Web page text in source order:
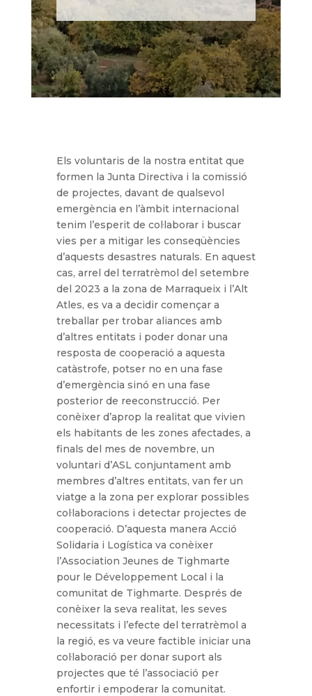
Els voluntaris de la nostra entitat que
formen la Junta Directiva i la comissió
de projectes, davant de qualsevol
emergència en l’àmbit internacional
tenim l’esperit de col·laborar i buscar
vies per a mitigar les conseqüències
d’aquests desastres naturals. En aquest
cas, arrel del terratrèmol del setembre
del 2023 a la zona de Marraqueix i l’Alt
Atles, es va a decidir començar a
treballar per trobar aliances amb
d’altres entitats i poder donar una
resposta de cooperació a aquesta
catàstrofe, potser no en una fase
d’emergència sinó en una fase
posterior de reeconstrucció. Per
conèixer d’aprop la realitat que vivien
els habitants de les zones afectades, a
finals del mes de novembre, un
voluntari d’ASL conjuntament amb
membres d’altres entitats, van fer un
viatge a la zona per explorar possibles
col·laboracions i detectar projectes de
cooperació. D’aquesta manera Acció
Solidaria i Logística va conèixer
l’Association Jeunes de Tighmarte
pour le Développement Local i la
comunitat de Tighmarte. Després de
conèixer la seva realitat, les seves
necessitats i l’efecte del terratrèmol a
la regió, es va veure factible iniciar una
col·laboració per donar suport als
projectes que té l’associació per
enfortir i empoderar la comunitat.